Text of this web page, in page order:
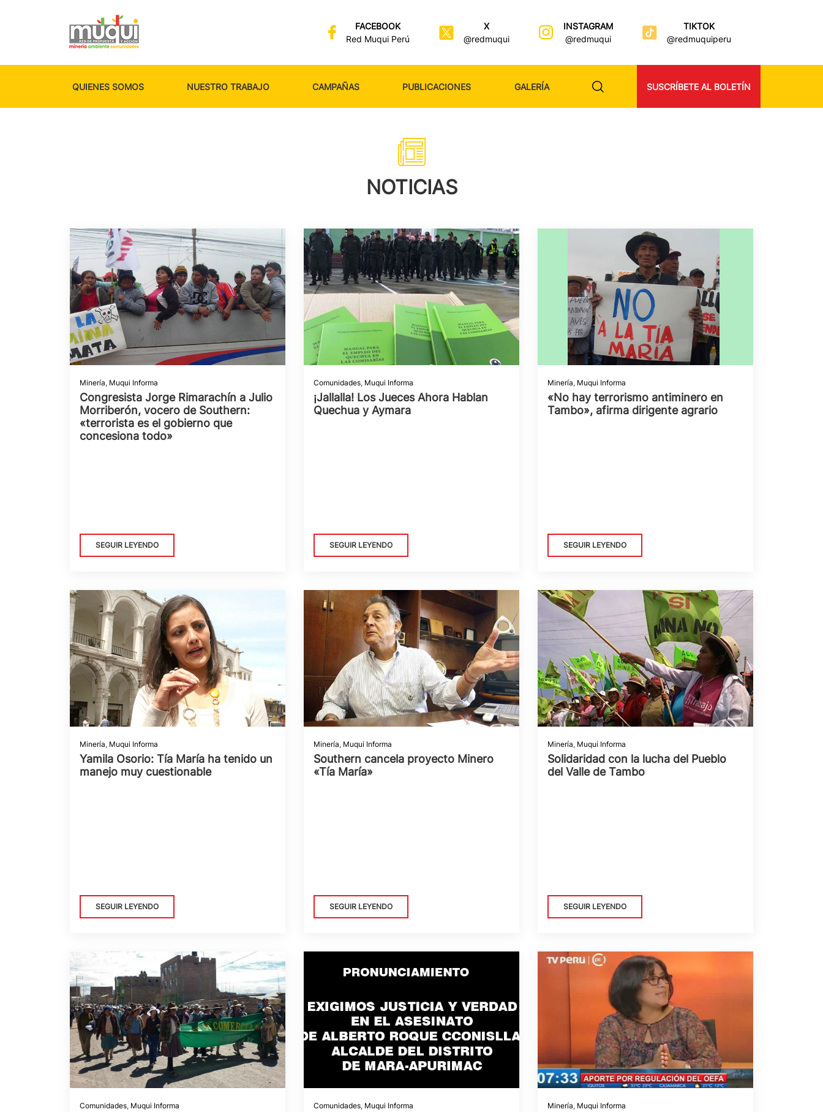
FACEBOOK
Red Muqui Perú
X
@redmuqui
INSTAGRAM
@redmuqui
TIKTOK
@redmuquiperu
QUIENES SOMOS NUESTRO TRABAJO CAMPAÑAS PUBLICACIONES GALERÍA SUSCRÍBETE AL BOLETÍN
NOTICIAS
Minería, Muqui Informa
Congresista Jorge Rimarachín a Julio
Morriberón, vocero de Southern:
«terrorista es el gobierno que
concesiona todo»
SEGUIR LEYENDO
Comunidades, Muqui Informa
¡Jallalla! Los Jueces Ahora Hablan
Quechua y Aymara
SEGUIR LEYENDO
Minería, Muqui Informa
«No hay terrorismo antiminero en
Tambo», afirma dirigente agrario
SEGUIR LEYENDO
Minería, Muqui Informa
Yamila Osorio: Tía María ha tenido un
manejo muy cuestionable
SEGUIR LEYENDO
Minería, Muqui Informa
Southern cancela proyecto Minero
«Tía María»
SEGUIR LEYENDO
Minería, Muqui Informa
Solidaridad con la lucha del Pueblo
del Valle de Tambo
SEGUIR LEYENDO
Comunidades, Muqui Informa Comunidades, Muqui Informa Minería, Muqui Informa